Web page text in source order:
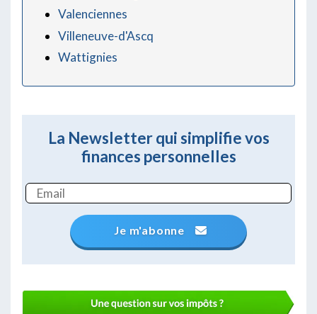
Valenciennes
Villeneuve-d'Ascq
Wattignies
La Newsletter qui simplifie vos
finances personnelles
Je m'abonne